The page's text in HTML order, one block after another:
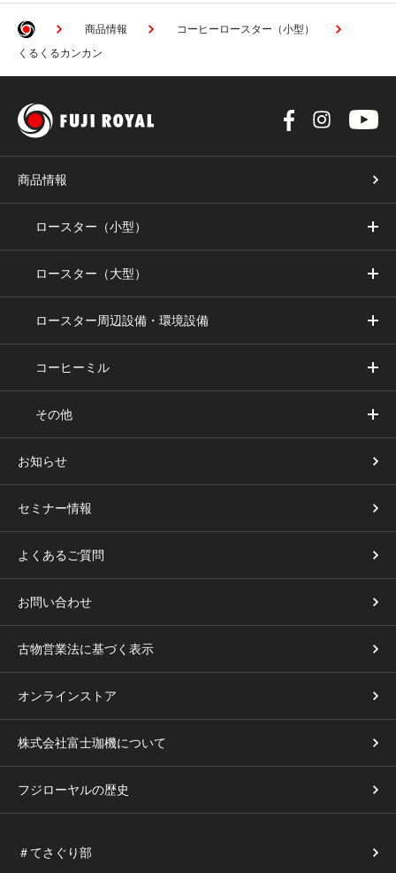
商品情報
コーヒーロースター（小型）
くるくるカンカン
商品情報
ロースター（小型）
ロースター（大型）
ロースター周辺設備・環境設備
コーヒーミル
その他
お知らせ
セミナー情報
よくあるご質問
お問い合わせ
古物営業法に基づく表示
オンラインストア
株式会社富士珈機について
フジローヤルの歴史
＃てさぐり部